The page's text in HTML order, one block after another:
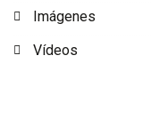
Imágenes
Vídeos